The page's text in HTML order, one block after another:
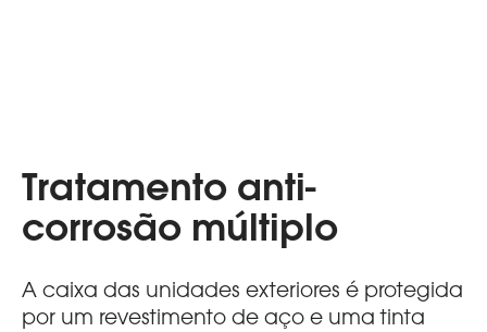
Tratamento anti-
corrosão múltiplo
A caixa das unidades exteriores é protegida
por um revestimento de aço e uma tinta